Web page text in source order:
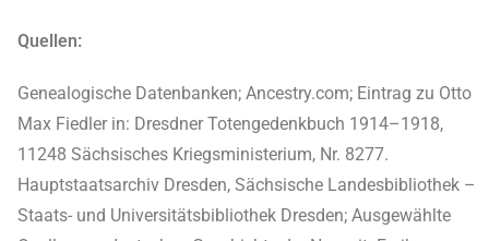
Quellen:
Genealogische Datenbanken; Ancestry.com; Eintrag zu Otto
Max Fiedler in: Dresdner Totengedenkbuch 1914–1918,
11248 Sächsisches Kriegsministerium, Nr. 8277.
Hauptstaatsarchiv Dresden, Sächsische Landesbibliothek –
Staats- und Universitätsbibliothek Dresden; Ausgewählte